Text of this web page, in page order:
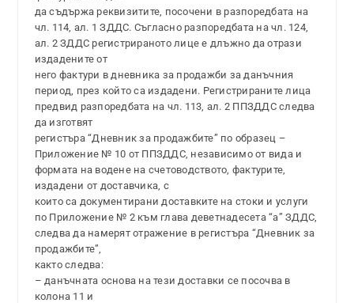
да съдържа реквизитите, посочени в разпоредбата на
чл. 114, ал. 1 ЗДДС. Съгласно разпоредбата на чл. 124,
ал. 2 ЗДДС регистрираното лице е длъжно да отрази
издадените от
него фактури в дневника за продажби за данъчния
период, през който са издадени. Регистрираните лица
предвид разпоредбата на чл. 113, ал. 2 ППЗДДС следва
да изготвят
регистъра “Дневник за продажбите” по образец –
Приложение № 10 от ППЗДДС, независимо от вида и
формата на водене на счетоводството, фактурите,
издадени от доставчика, с
които са документирани доставките на стоки и услуги
по Приложение № 2 към глава деветнадесета “а” ЗДДС,
следва да намерят отражение в регистъра “Дневник за
продажбите”,
както следва:
– данъчната основа на тези доставки се посочва в
колона 11 и